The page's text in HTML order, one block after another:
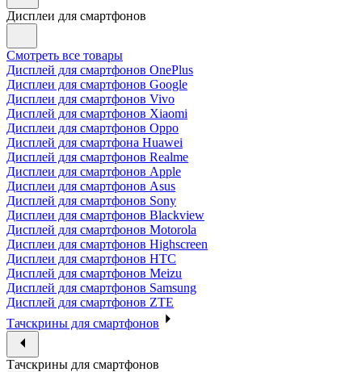
Дисплеи для смартфонов
Смотреть все товары
Дисплей для смартфонов OnePlus
Дисплеи для смартфонов Google
Дисплеи для смартфонов Vivo
Дисплей для смартфонов Xiaomi
Дисплеи для смартфонов Oppo
Дисплей для смартфона Huawei
Дисплей для смартфонов Realme
Дисплеи для смартфонов Apple
Дисплеи для смартфонов Asus
Дисплей для смартфонов Sony
Дисплеи для смартфонов Blackview
Дисплей для смартфонов Motorola
Дисплеи для смартфонов Highscreen
Дисплеи для смартфонов HTC
Дисплей для смартфонов Meizu
Дисплей для смартфонов Samsung
Дисплей для смартфонов ZTE
Тачскрины для смартфонов
Тачскрины для смартфонов